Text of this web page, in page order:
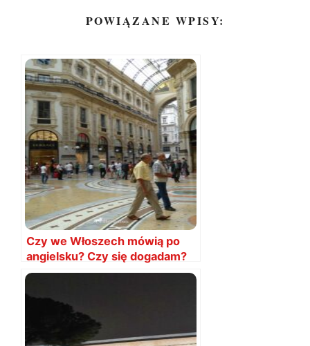
POWIĄZANE WPISY:
Czy we Włoszech mówią po
angielsku? Czy się dogadam?